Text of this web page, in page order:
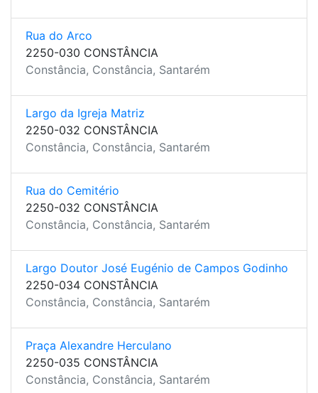
Rua do Arco
2250-030 CONSTÂNCIA
Constância, Constância, Santarém
Largo da Igreja Matriz
2250-032 CONSTÂNCIA
Constância, Constância, Santarém
Rua do Cemitério
2250-032 CONSTÂNCIA
Constância, Constância, Santarém
Largo Doutor José Eugénio de Campos Godinho
2250-034 CONSTÂNCIA
Constância, Constância, Santarém
Praça Alexandre Herculano
2250-035 CONSTÂNCIA
Constância, Constância, Santarém